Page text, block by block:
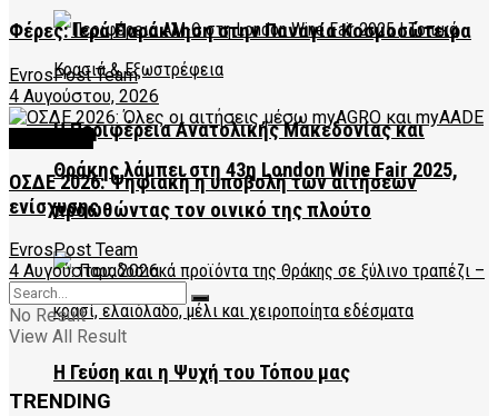
Η Περιφέρεια Ανατολικής Μακεδονίας και
Θράκης λάμπει στη 43η London Wine Fair 2025,
προωθώντας τον οινικό της πλούτο
Η Γεύση και η Ψυχή του Τόπου μας
Φέρες: Ιερά Παράκληση στην Παναγία Κοσμοσώτειρα
EvrosPost Team
4 Αυγούστου, 2026
ΟΣΔΕ 2026: Ψηφιακή η υποβολή των αιτήσεων
ενίσχυσης
EvrosPost Team
4 Αυγούστου, 2026
No Result
View All Result
TRENDING